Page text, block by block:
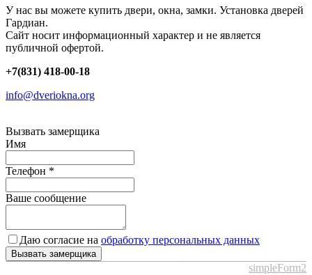
У нас вы можете купить двери, окна, замки. Установка дверей
Гардиан.
Сайт носит информационный характер и не является
публичной офертой.
+7(831) 418-00-18
info@dveriokna.org
Вызвать замерщика
Имя
Телефон *
Ваше сообщение
Даю согласие на обработку персональных данных
Вызвать замерщика
simpleForm2